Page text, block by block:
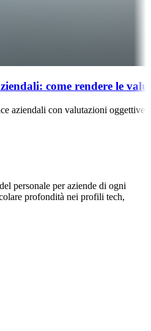
come rendere le
aziendali con valutazioni
personale per aziende di ogni
profondità nei profili tech,